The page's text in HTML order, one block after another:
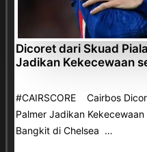
Dicoret dari Skuad
Jadikan Kekecewaan
#CAIRSCORE Cairbos
Palmer Jadikan
Bangkit di Chelsea …